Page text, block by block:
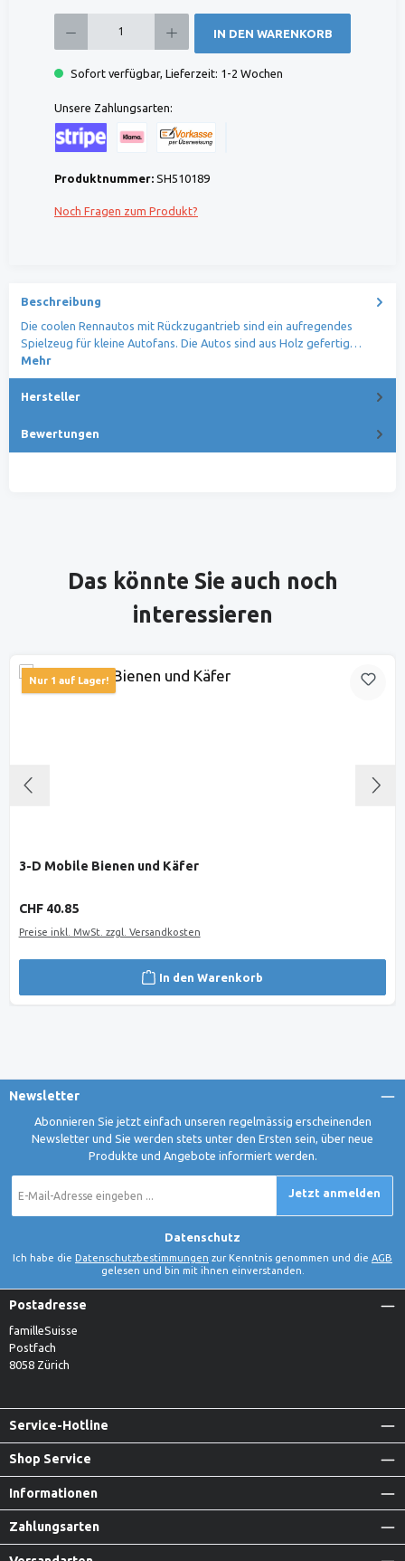
IN DEN WARENKORB
Sofort verfügbar, Lieferzeit: 1-2 Wochen
Unsere Zahlungsarten:
Produktnummer: SH510189
Noch Fragen zum Produkt?
Beschreibung
Die coolen Rennautos mit Rückzugantrieb sind ein aufregendes
Spielzeug für kleine Autofans. Die Autos sind aus Holz gefertig…
Mehr
Hersteller
Bewertungen
Produktgalerie überspringen
Das könnte Sie auch noch
interessieren
Nur 1 auf Lager!
3-D Mobile Bienen und Käfer
Regulärer Preis:
CHF 40.85
Preise inkl. MwSt. zzgl. Versandkosten
In den Warenkorb
Newsletter
Abonnieren Sie jetzt einfach unseren regelmässig erscheinenden
Newsletter und Sie werden stets unter den Ersten sein, über neue
Produkte und Angebote informiert werden.
Mail-
Jetzt anmelden
Datenschutz
Ich habe die Datenschutzbestimmungen zur Kenntnis genommen und die AGB
gelesen und bin mit ihnen einverstanden.
Postadresse
familleSuisse
Postfach
8058 Zürich
Service-Hotline
Shop Service
Informationen
Zahlungsarten